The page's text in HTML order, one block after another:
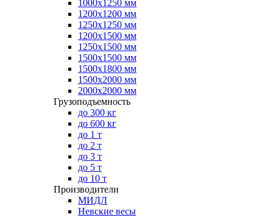
1000х1250 мм
1200х1200 мм
1250х1250 мм
1200х1500 мм
1250х1500 мм
1500х1500 мм
1500х1800 мм
1500х2000 мм
2000х2000 мм
Грузоподъемность
до 300 кг
до 600 кг
до 1 т
до 2 т
до 3 т
до 5 т
до 10 т
Производители
МИДЛ
Невские весы